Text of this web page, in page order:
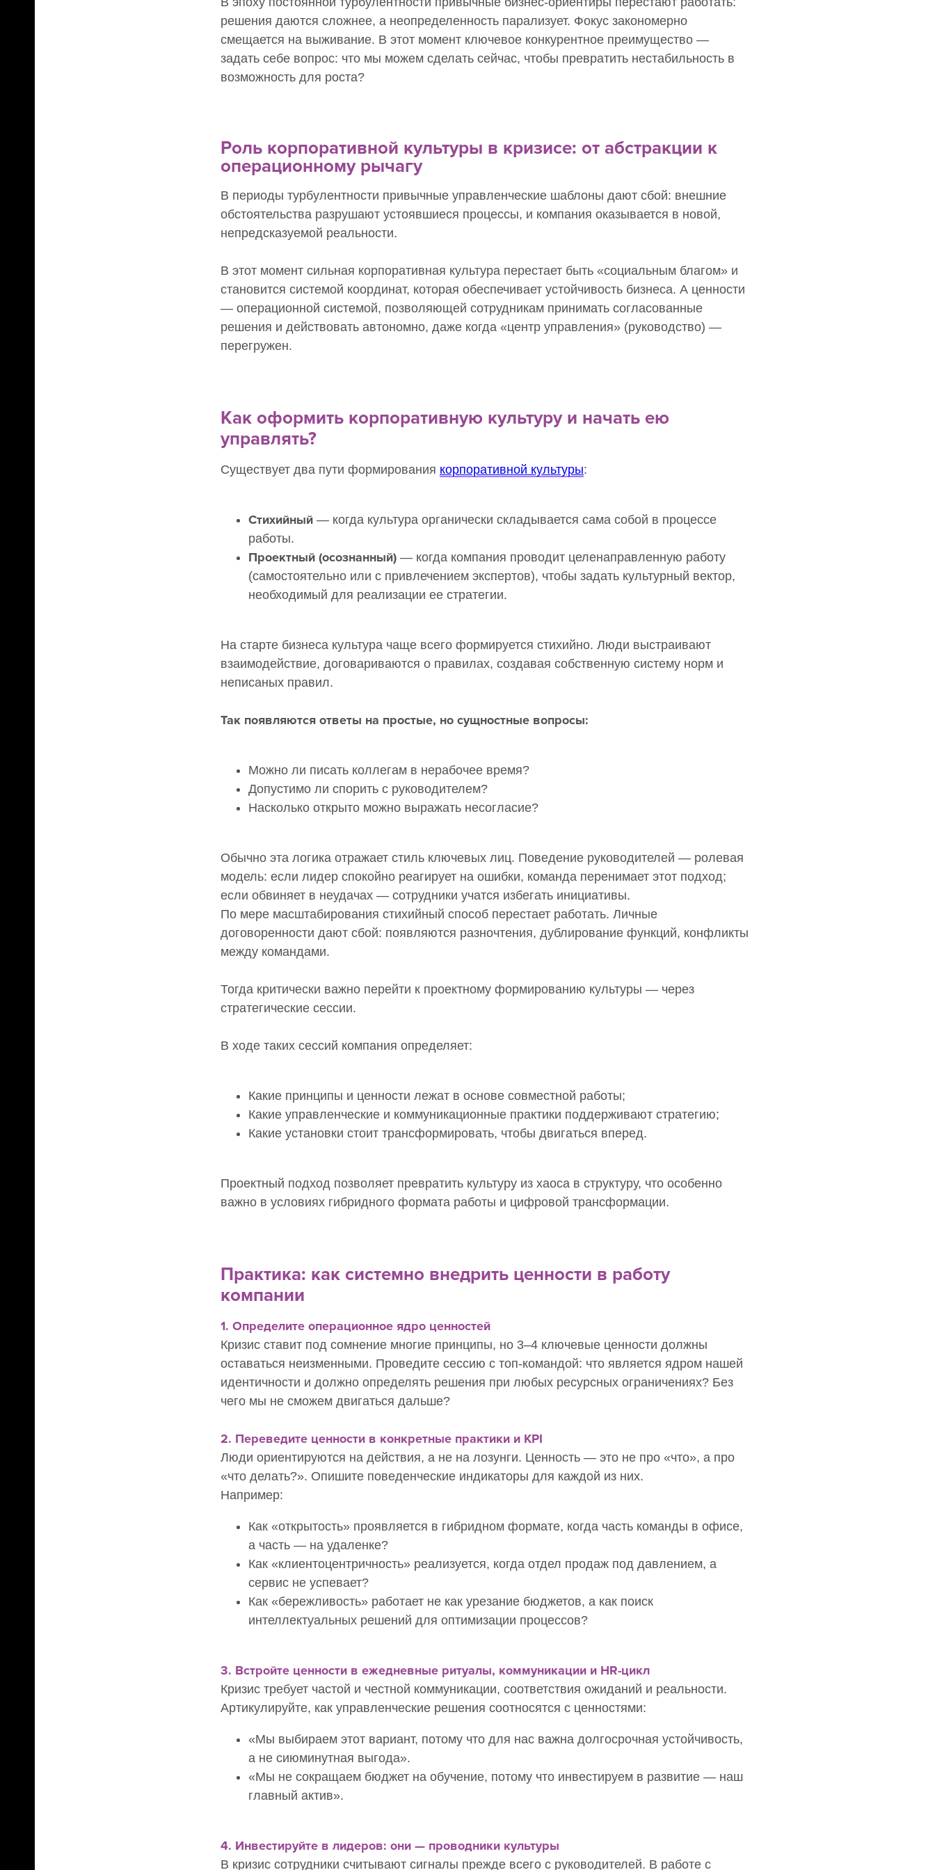
с персоналом. Еженедельное письмо о важном, без спама.
Даю согласие на обработку персональных данных в соответствии сполитикой
Нажимая на кнопку, вы соглашаетесь с условиямидоговора-оферты, а также
на получение информационной и рекламной рассылки
решения даются сложнее, а неопределенность парализует. Фокус закономерно
смещается на выживание. В этот момент ключевое конкурентное преимущество —
задать себе вопрос: что мы можем сделать сейчас, чтобы превратить нестабильность в
возможность для роста?
Роль корпоративной культуры в кризисе: от абстракции к
операционному рычагу
В периоды турбулентности привычные управленческие шаблоны дают сбой: внешние
обстоятельства разрушают устоявшиеся процессы, и компания оказывается в новой,
непредсказуемой реальности.
В этот момент сильная корпоративная культура перестает быть «социальным благом» и
становится системой координат, которая обеспечивает устойчивость бизнеса. А ценности
— операционной системой, позволяющей сотрудникам принимать согласованные
решения и действовать автономно, даже когда «центр управления» (руководство) —
перегружен.
Как оформить корпоративную культуру и начать ею
управлять?
Существует два пути формирования корпоративной культуры:
Стихийный — когда культура органически складывается сама собой в процессе
работы.
Проектный (осознанный) — когда компания проводит целенаправленную работу
(самостоятельно или с привлечением экспертов), чтобы задать культурный вектор,
необходимый для реализации ее стратегии.
На старте бизнеса культура чаще всего формируется стихийно. Люди выстраивают
взаимодействие, договариваются о правилах, создавая собственную систему норм и
неписаных правил.
Так появляются ответы на простые, но сущностные вопросы:
Можно ли писать коллегам в нерабочее время?
Допустимо ли спорить с руководителем?
Насколько открыто можно выражать несогласие?
Обычно эта логика отражает стиль ключевых лиц. Поведение руководителей — ролевая
модель: если лидер спокойно реагирует на ошибки, команда перенимает этот подход;
если обвиняет в неудачах — сотрудники учатся избегать инициативы.
По мере масштабирования стихийный способ перестает работать. Личные
договоренности дают сбой: появляются разночтения, дублирование функций, конфликты
между командами.
Тогда критически важно перейти к проектному формированию культуры — через
стратегические сессии.
В ходе таких сессий компания определяет:
Какие принципы и ценности лежат в основе совместной работы;
Какие управленческие и коммуникационные практики поддерживают стратегию;
Какие установки стоит трансформировать, чтобы двигаться вперед.
Проектный подход позволяет превратить культуру из хаоса в структуру, что особенно
важно в условиях гибридного формата работы и цифровой трансформации.
Практика: как системно внедрить ценности в работу
компании
1. Определите операционное ядро ценностей
Кризис ставит под сомнение многие принципы, но 3–4 ключевые ценности должны
оставаться неизменными. Проведите сессию с топ-командой: что является ядром нашей
идентичности и должно определять решения при любых ресурсных ограничениях? Без
чего мы не сможем двигаться дальше?
2. Переведите ценности в конкретные практики и KPI
Люди ориентируются на действия, а не на лозунги. Ценность — это не про «что», а про
«что делать?». Опишите поведенческие индикаторы для каждой из них.
Например:
Как «открытость» проявляется в гибридном формате, когда часть команды в офисе,
а часть — на удаленке?
Как «клиентоцентричность» реализуется, когда отдел продаж под давлением, а
сервис не успевает?
Как «бережливость» работает не как урезание бюджетов, а как поиск
интеллектуальных решений для оптимизации процессов?
3. Встройте ценности в ежедневные ритуалы, коммуникации и HR-цикл
Кризис требует частой и честной коммуникации, соответствия ожиданий и реальности.
Артикулируйте, как управленческие решения соотносятся с ценностями:
«Мы выбираем этот вариант, потому что для нас важна долгосрочная устойчивость,
а не сиюминутная выгода».
«Мы не сокращаем бюджет на обучение, потому что инвестируем в развитие — наш
главный актив».
4. Инвестируйте в лидеров: они — проводники культуры
В кризис сотрудники считывают сигналы прежде всего с руководителей. В работе с